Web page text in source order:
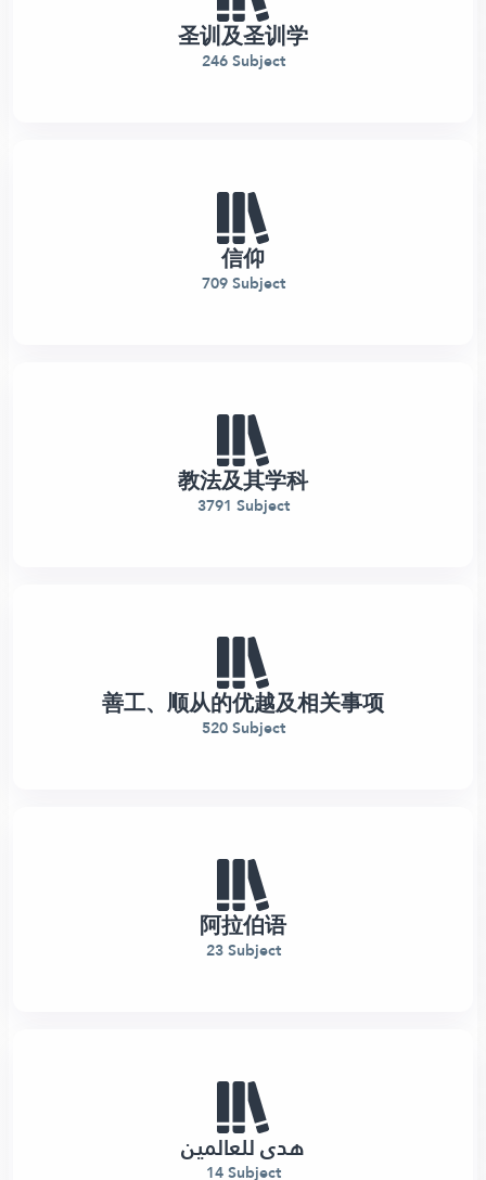
圣训及圣训学
246 Subject
信仰
709 Subject
教法及其学科
3791 Subject
善工、顺从的优越及相关事项
520 Subject
阿拉伯语
23 Subject
هدى للعالمين
14 Subject